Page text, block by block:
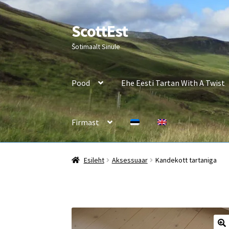
Liigu
navigeerimisele
Liigu
sisu
juurde
ScottEst
Šotimaalt Sinule
Pood Ehe Eesti Tartan With A Twist
Firmast
Esileht Aksessuaar Kandekott tartaniga